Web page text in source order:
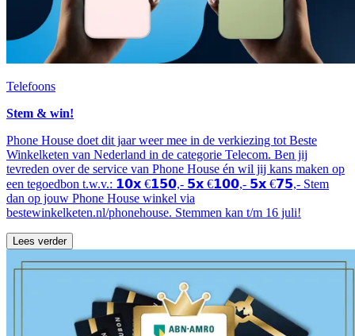
Telefoons
Stem & win!
Phone House doet dit jaar weer mee in de verkiezing tot Beste
Winkelketen van Nederland in de categorie Telecom. Ben jij
tevreden over de service van Phone House én wil jij kans maken op
een tegoedbon t.w.v.: 𝟭𝟬𝘅 €𝟭𝟱𝟬,- 𝟱𝘅 €𝟭𝟬𝟬,- 𝟱𝘅 €𝟳𝟱,- Stem
dan op jouw Phone House winkel via
bestewinkelketen.nl/phonehouse. Stemmen kan t/m 16 juli!
Lees verder